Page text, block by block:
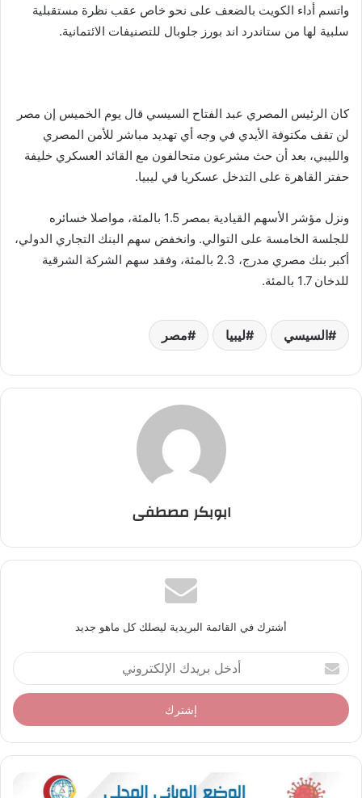
واتسم أداء الكويت بالضعف على نحو خاص عقب نظرة مستقبلية
سلبية لها من ستاندرد اند بورز جلوبال للتصنيفات الائتمانية.
كان الرئيس المصري عبد الفتاح السيسي قال يوم الخميس إن مصر
لن تقف مكتوفة الأيدي في وجه أي تهديد مباشر للأمن المصري
والليبي، بعد أن حث مشرعون متحالفون مع القائد العسكري خليفة
حفتر القاهرة على التدخل عسكريا في ليبيا.
ونزل مؤشر الأسهم القيادية بمصر 1.5 بالمئة، مواصلا خسائره
للجلسة الخامسة على التوالي. وانخفض سهم البنك التجاري الدولي،
أكبر بنك مصري مدرج، 2.3 بالمئة، وفقد سهم الشركة الشرقية
للدخان 1.7 بالمئة.
السيسي ليبيا مصر
ابوبكر مصطفى
أشترك في القائمة البريدية ليصلك كل ماهو جديد
أ
د
خ
ل
ر